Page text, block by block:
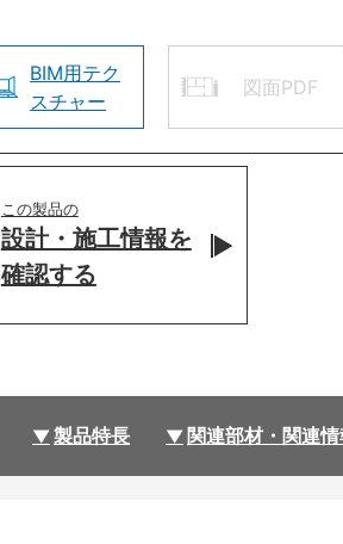
BIM用テク
スチャー
図面PDF
この製品の
設計・施工情報を
確認する
製品特長 関連部材・関連情